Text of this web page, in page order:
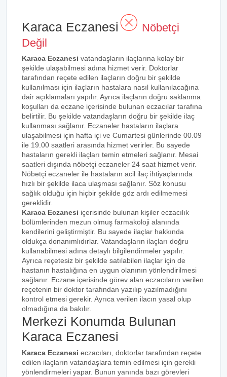
Karaca Eczanesi
Nöbetçi
Değil
Karaca Eczanesi vatandaşların ilaçlarına kolay bir
şekilde ulaşabilmesi adına hizmet verir. Doktorlar
tarafından reçete edilen ilaçların doğru bir şekilde
kullanılması için ilaçların hastalara nasıl kullanılacağına
dair açıklamaları yapılır. Ayrıca ilaçların doğru saklanma
koşulları da eczane içerisinde bulunan eczacılar tarafına
belirtilir. Bu şekilde vatandaşların doğru bir şekilde ilaç
kullanması sağlanır. Eczaneler hastaların ilaçlara
ulaşabilmesi için hafta içi ve Cumartesi günlerinde 00.09
ile 19.00 saatleri arasında hizmet verirler. Bu sayede
hastaların gerekli ilaçları temin etmeleri sağlanır. Mesai
saatleri dışında nöbetçi eczaneler 24 saat hizmet verir.
Nöbetçi eczaneler ile hastaların acil ilaç ihtiyaçlarında
hızlı bir şekilde ilaca ulaşması sağlanır. Söz konusu
sağlık olduğu için hiçbir şekilde göz ardı edilmemesi
gereklidir.
Karaca Eczanesi içerisinde bulunan kişiler eczacılık
bölümlerinden mezun olmuş farmakoloji alanında
kendilerini geliştirmiştir. Bu sayede ilaçlar hakkında
oldukça donanımlıdırlar. Vatandaşların ilaçları doğru
kullanabilmesi adına detaylı bilgilendirmeler yapılır.
Ayrıca reçetesiz bir şekilde satılabilen ilaçlar için de
hastanın hastalığına en uygun olanının yönlendirilmesi
sağlanır. Eczane içerisinde görev alan eczacıların verilen
reçetenin bir doktor tarafından yazılıp yazılmadığını
kontrol etmesi gerekir. Ayrıca verilen ilacın yasal olup
olmadığına da bakılır.
Merkezi Konumda Bulunan
Karaca Eczanesi
Karaca Eczanesi eczacıları, doktorlar tarafından reçete
edilen ilaçların vatandaşlara temin edilmesi için gerekli
yönlendirmeleri yapar. Bunun yanında bazı görevleri